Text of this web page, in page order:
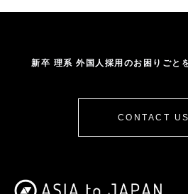
新卒 理系 外国人採用のお困りごと
CONTACT US